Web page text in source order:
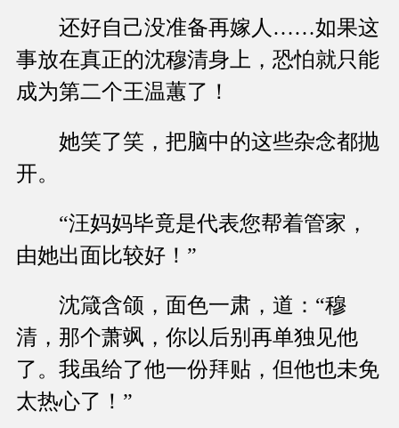
还好自己没准备再嫁人……如果这
事放在真正的沈穆清身上，恐怕就只能
成为第二个王温蕙了！
她笑了笑，把脑中的这些杂念都抛
开。
“汪妈妈毕竟是代表您帮着管家，
由她出面比较好！”
沈箴含颌，面色一肃，道：“穆
清，那个萧飒，你以后别再单独见他
了。我虽给了他一份拜贴，但他也未免
太热心了！”